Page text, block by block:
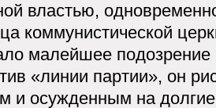
властью,
коммунистической
малейшее подозрение
«линии партии», он
и осужденным на